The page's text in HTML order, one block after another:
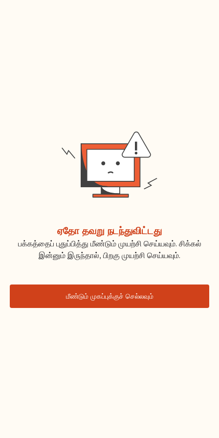
ஏதோ தவறு நடந்துவிட்டது
பக்கத்தைப் புதுப்பித்து மீண்டும் முயற்சி செய்யவும். சிக்கல்
இன்னும் இருந்தால், பிறகு முயற்சி செய்யவும்.
மீண்டும் முகப்புக்குச் செல்லவும்